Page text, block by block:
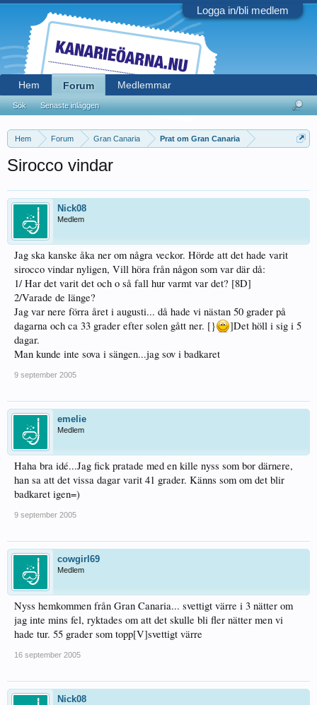
Logga in/bli medlem
Hem Forum Gran Canaria Prat om Gran Canaria
Sirocco vindar
Nick08
Medlem
Jag ska kanske åka ner om några veckor. Hörde att det hade varit
sirocco vindar nyligen, Vill höra från någon som var där då:
1/ Har det varit det och o så fall hur varmt var det? [8D]
2/Varade de länge?
Jag var nere förra året i augusti... då hade vi nästan 50 grader på
dagarna och ca 33 grader efter solen gått ner. [}
]Det höll i sig i 5
dagar.
Man kunde inte sova i sängen...jag sov i badkaret
9 september 2005
emelie
Medlem
Haha bra idé...Jag fick pratade med en kille nyss som bor därnere,
han sa att det vissa dagar varit 41 grader. Känns som om det blir
badkaret igen=)
9 september 2005
cowgirl69
Medlem
Nyss hemkommen från Gran Canaria... svettigt värre i 3 nätter om
jag inte mins fel, ryktades om att det skulle bli fler nätter men vi
hade tur. 55 grader som topp[V]svettigt värre
16 september 2005
Nick08
Hem Forum
Sök Senaste inläggen
Medlemmar